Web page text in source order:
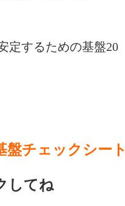
定するための基盤20
盤チェックシート
してね